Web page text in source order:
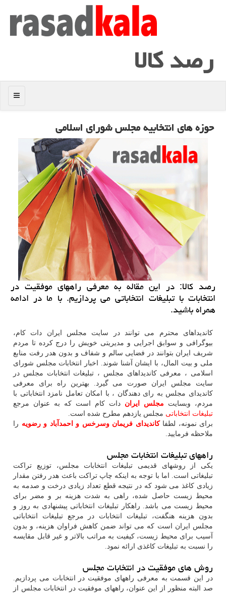
رصد كالا
منو
حوزه های انتخابیه مجلس شورای اسلامی
رصد كالا: در این مقاله به معرفی راههای موفقیت در
انتخابات با تبلیغات انتخاباتی می پردازیم. با ما در ادامه
همراه باشید.
كاندیداهای محترم می توانند در سایت مجلس ایران دات كام،
بیوگرافی و سوابق اجرایی و مدیریتی خویش را درج كرده تا مردم
شریف ایران بتوانند در فضایی سالم و شفاف و بدون هدر رفت منابع
ملی و بیت المال، با ایشان آشنا شوند. اخبار انتخابات مجلس شورای
اسلامی ، معرفی كاندیداهای مجلس ، تبلیغات انتخابات مجلس در
سایت مجلس ایران صورت می گیرد. بهترین راه برای معرفی
كاندیدای مجلس به رای دهندگان ، با امكان تعامل نامزد انتخاباتی با
مردم، وبسایت مجلس ایران دات کام است که به عنوان مرجع
تبلیغات انتخاباتی مجلس یازدهم مطرح شده است.
برای نمونه، لطفاکاندیدای فریمان وسرخس و احمدآباد و رضویه را
ملاحظه فرمایید.
راههای تبلیغات انتخابات مجلس
یکی از روشهای قدیمی تبلیغات انتخابات مجلس، توزیع تراکت
تبلیغاتی است. اما با توجه به اینکه چاپ تراکت باعث هدر رفتن مقدار
زیادی کاغذ می شود که در نتیجه قطع تعداد زیادی درخت و صدمه به
محیط زیست حاصل شده، راهی به شدت هزینه بر و مضر برای
محیط زیست می باشد. راهکار تبلیغات انتخاباتی پیشنهادی به روز و
بدون هزینه هنگفت، تبلیغات انتخابات در مرجع تبلیغات انتخاباتی
مجلس ایران است که می تواند ضمن کاهش فراوان هزینه، و بدون
آسیب برای محیط زیست، کیفیت به مراتب بالاتر و غیر قابل مقایسه
را نسبت به تبلیغات کاغذی ارائه نمود.
روش های موفقیت در انتخابات مجلس
در این قسمت به معرفی راههای موفقیت در انتخابات می پردازیم.
صد البته منظور از این عنوان، راههای موفقیت در انتخابات مجلس از